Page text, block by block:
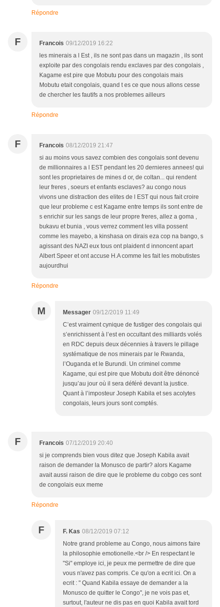
Répondre
F Francois 09/12/2019 16:22
les minerais a l Est , ils ne sont pas dans un magazin , ils sont
exploite par des congolais rendu exclaves par des congolais ,
Kagame est pire que Mobutu pour des congolais mais
Mobutu etait congolais, quand t es ce que nous allons cesse
de chercher les fautifs a nos problemes ailleurs
Répondre
F Francois 08/12/2019 21:47
si au moins vous savez combien des congolais sont devenu
de millionnaires a l EST pendant les 20 dernieres annees! qui
sont les proprietaires de mines d or, de coltan... qui rendent
leur freres , soeurs et enfants esclaves? au congo nous
vivons une distraction des elites de l EST qui nous fait croire
que leur probleme c est Kagame entre temps ils sont entre de
s enrichir sur les sangs de leur propre freres, allez a goma ,
bukavu et bunia , vous verrez comment les villa possent
comme les mayebo, a kinshasa on dirais eza cop na bango, s
agissant des NAZI eux tous ont plaident d innoncent apart
Albert Speer et ont accuse H.A comme les fait les mobutistes
aujourdhui
Répondre
M Messager 09/12/2019 11:49
C’est vraiment cynique de fustiger des congolais qui
s’enrichissent à l’est en occultant des milliards volés
en RDC depuis deux décennies à travers le pillage
systématique de nos minerais par le Rwanda,
l’Ouganda et le Burundi. Un criminel comme
Kagame, qui est pire que Mobutu doit être dénoncé
jusqu’au jour où il sera déféré devant la justice.
Quant à l’imposteur Joseph Kabila et ses acolytes
congolais, leurs jours sont comptés.
F Francois 07/12/2019 20:40
si je comprends bien vous ditez que Joseph Kabila avait
raison de demander la Monusco de partir? alors Kagame
avait aussi raison de dire que le probleme du cobgo ces sont
de congolais eux meme
Répondre
F F. Kas 08/12/2019 07:12
Notre grand probleme au Congo, nous aimons faire
la philosophie emotionelle.<br /> En respectant le
"Si" employe ici, je peux me permettre de dire que
vous n'avez pas compris. Ce qu'on a ecrit ici. On a
ecrit : " Quand Kabila essaye de demander a la
Monusco de quitter le Congo", je ne vois pas et,
surtout, l'auteur ne dis pas en quoi Kabila avait tord